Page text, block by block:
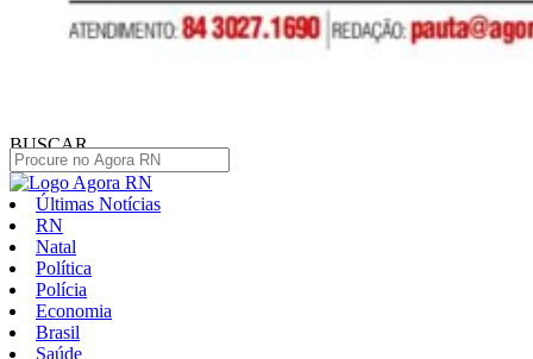
BUSCAR
Últimas Notícias
RN
Natal
Política
Polícia
Economia
Brasil
Saúde